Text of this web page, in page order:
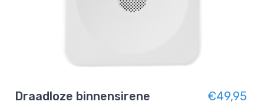
Draadloze binnensirene €49,95